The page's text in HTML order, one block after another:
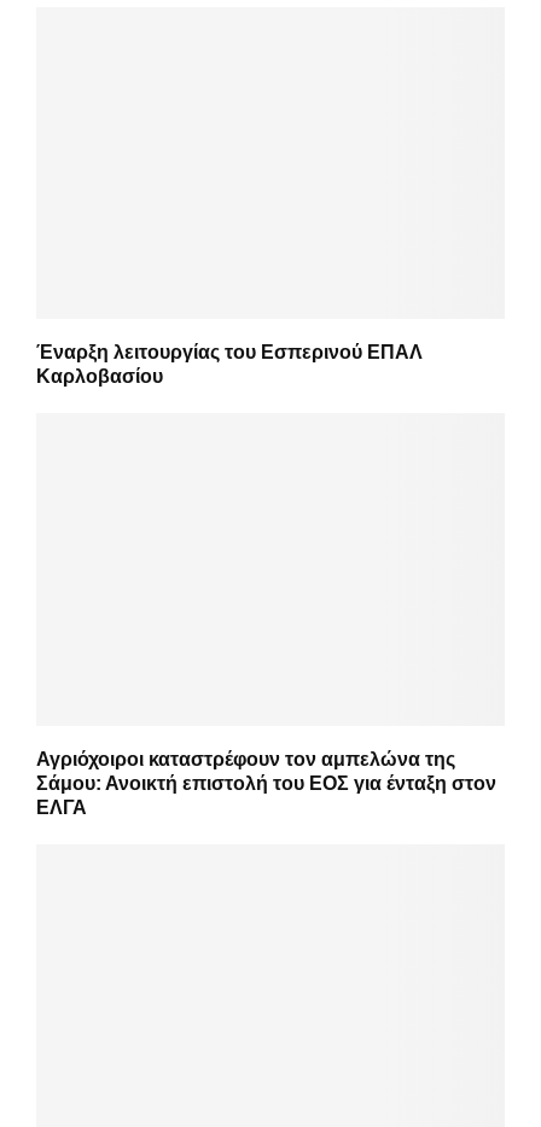
Έναρξη λειτουργίας του Εσπερινού ΕΠΑΛ
Καρλοβασίου
Αγριόχοιροι καταστρέφουν τον αμπελώνα της
Σάμου: Ανοικτή επιστολή του ΕΟΣ για ένταξη στον
ΕΛΓΑ